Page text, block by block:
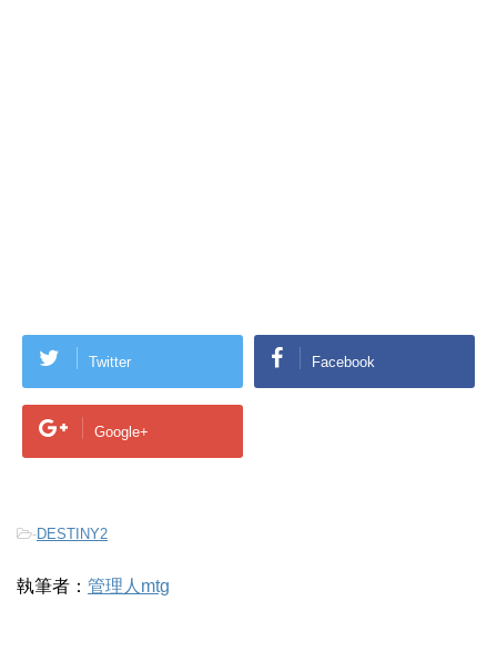
Twitter Facebook
Google+
-DESTINY2
執筆者： 管理人mtg